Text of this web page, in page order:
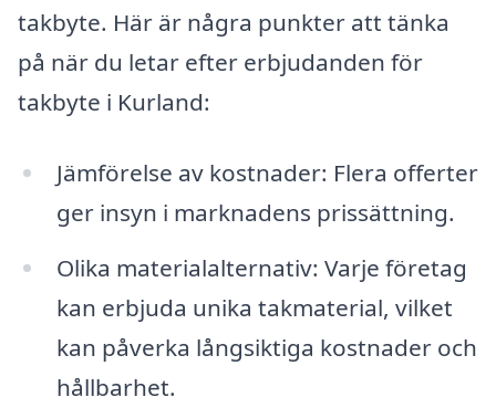
takbyte. Här är några punkter att tänka
på när du letar efter erbjudanden för
takbyte i Kurland:
Jämförelse av kostnader: Flera offerter
ger insyn i marknadens prissättning.
Olika materialalternativ: Varje företag
kan erbjuda unika takmaterial, vilket
kan påverka långsiktiga kostnader och
hållbarhet.